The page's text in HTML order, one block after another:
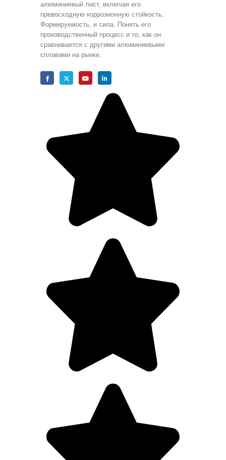
алюминиевый лист, включая его
превосходную коррозионную стойкость,
Формируемость, и сила. Понять его
производственный процесс и то, как он
сравнивается с другими алюминиевыми
сплавами на рынке.